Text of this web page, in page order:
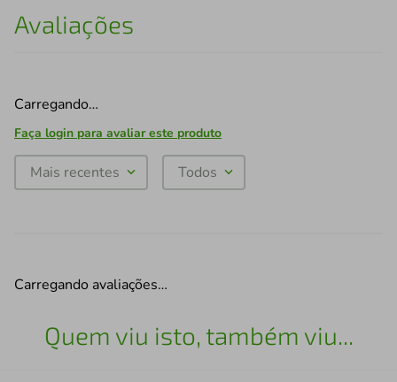
Avaliações
Carregando…
Faça login para avaliar este produto
Mais recentes Todos
Carregando avaliações…
Quem viu isto, também viu...